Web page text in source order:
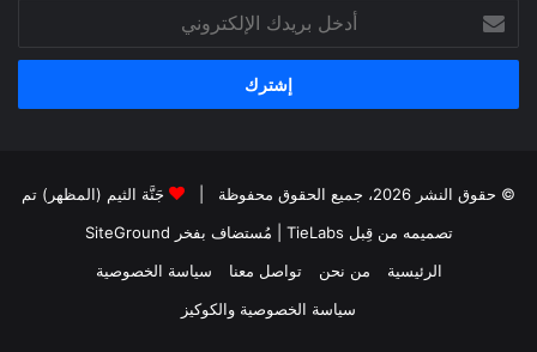
بريدك
الإلكتروني
© حقوق النشر 2026، جميع الحقوق محفوظة |
جَنَّة الثيم (المظهر) تم
تصميمه من قِبل TieLabs
| مُستضاف بفخر SiteGround
الرئيسية
من نحن تواصل معنا
سياسة الخصوصية
سياسة الخصوصية والكوكيز